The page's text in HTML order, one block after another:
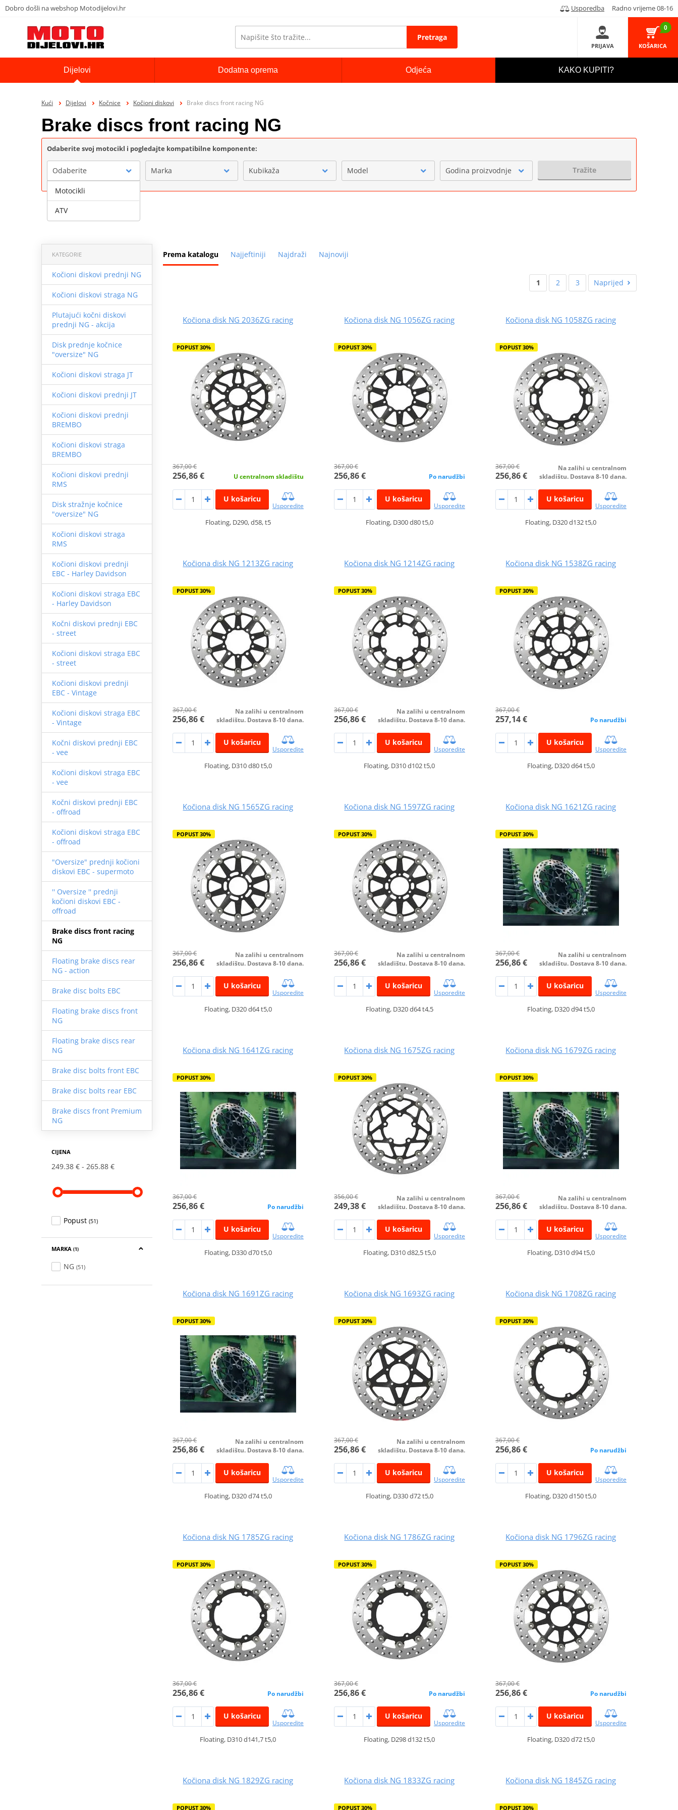
Dobro došli na webshop Motodijelovi.hr Usporedba Radno vrijeme 08-16
Pretraga
PRIJAVA
0
KOŠARICA
Dijelovi Dodatna oprema Odjeća KAKO KUPITI?
Kući Dijelovi Kočnice Kočioni diskovi Brake discs front racing NG
Brake discs front racing NG
Odaberite svoj motocikl i pogledajte kompatibilne komponente:
Odaberite Marka Kubikaža Model Godina proizvodnje Tražite
Prema katalogu Najjeftiniji Najdraži Najnoviji
KATEGORIE
Kočioni diskovi prednji NG
Kočioni diskovi straga NG
Plutajući kočni diskovi
prednji NG - akcija
Disk prednje kočnice
"oversize" NG
Kočioni diskovi straga JT
Kočioni diskovi prednji JT
Kočioni diskovi prednji
BREMBO
Kočioni diskovi straga
BREMBO
Kočioni diskovi prednji
RMS
Disk stražnje kočnice
"oversize" NG
Kočioni diskovi straga
RMS
Kočioni diskovi prednji
EBC - Harley Davidson
Kočioni diskovi straga EBC
- Harley Davidson
Kočni diskovi prednji EBC
- street
Kočioni diskovi straga EBC
- street
Kočioni diskovi prednji
EBC - Vintage
Kočioni diskovi straga EBC
- Vintage
Kočni diskovi prednji EBC
- vee
Kočioni diskovi straga EBC
- vee
Kočni diskovi prednji EBC
- offroad
Kočioni diskovi straga EBC
- offroad
"Oversize" prednji kočioni
diskovi EBC - supermoto
'' Oversize '' prednji
kočioni diskovi EBC -
offroad
Brake discs front racing
NG
Floating brake discs rear
NG - action
Brake disc bolts EBC
Floating brake discs front
NG
Floating brake discs rear
NG
Brake disc bolts front EBC
Brake disc bolts rear EBC
Brake discs front Premium
NG
CIJENA
249.38 € 265.88 €
Popust (51)
MARKA (1)
NG (51)
1 2 3 Naprijed
Kočiona disk NG 2036ZG racing
POPUST 30%
367,00 €
256,86 € U centralnom skladištu
U košaricu
Usporedite
Floating, D290, d58, t5
Kočiona disk NG 1056ZG racing
POPUST 30%
367,00 €
256,86 € Po narudžbi
U košaricu
Usporedite
Floating, D300 d80 t5,0
Kočiona disk NG 1058ZG racing
POPUST 30%
367,00 €
256,86 €
Na zalihi u centralnom
skladištu. Dostava 8-10 dana.
U košaricu
Usporedite
Floating, D320 d132 t5,0
Kočiona disk NG 1213ZG racing
POPUST 30%
367,00 €
256,86 €
Na zalihi u centralnom
skladištu. Dostava 8-10 dana.
U košaricu
Usporedite
Floating, D310 d80 t5,0
Kočiona disk NG 1214ZG racing
POPUST 30%
367,00 €
256,86 €
Na zalihi u centralnom
skladištu. Dostava 8-10 dana.
U košaricu
Usporedite
Floating, D310 d102 t5,0
Kočiona disk NG 1538ZG racing
POPUST 30%
367,00 €
257,14 € Po narudžbi
U košaricu
Usporedite
Floating, D320 d64 t5,0
Kočiona disk NG 1565ZG racing
POPUST 30%
367,00 €
256,86 €
Na zalihi u centralnom
skladištu. Dostava 8-10 dana.
U košaricu
Usporedite
Floating, D320 d64 t5,0
Kočiona disk NG 1597ZG racing
POPUST 30%
367,00 €
256,86 €
Na zalihi u centralnom
skladištu. Dostava 8-10 dana.
U košaricu
Usporedite
Floating, D320 d64 t4,5
Kočiona disk NG 1621ZG racing
POPUST 30%
367,00 €
256,86 €
Na zalihi u centralnom
skladištu. Dostava 8-10 dana.
U košaricu
Usporedite
Floating, D320 d94 t5,0
Kočiona disk NG 1641ZG racing
POPUST 30%
367,00 €
256,86 € Po narudžbi
U košaricu
Usporedite
Floating, D330 d70 t5,0
Kočiona disk NG 1675ZG racing
POPUST 30%
356,00 €
249,38 €
Na zalihi u centralnom
skladištu. Dostava 8-10 dana.
U košaricu
Usporedite
Floating, D310 d82,5 t5,0
Kočiona disk NG 1679ZG racing
POPUST 30%
367,00 €
256,86 €
Na zalihi u centralnom
skladištu. Dostava 8-10 dana.
U košaricu
Usporedite
Floating, D310 d94 t5,0
Kočiona disk NG 1691ZG racing
POPUST 30%
367,00 €
256,86 €
Na zalihi u centralnom
skladištu. Dostava 8-10 dana.
U košaricu
Usporedite
Floating, D320 d74 t5,0
Kočiona disk NG 1693ZG racing
POPUST 30%
367,00 €
256,86 €
Na zalihi u centralnom
skladištu. Dostava 8-10 dana.
U košaricu
Usporedite
Floating, D330 d72 t5,0
Kočiona disk NG 1708ZG racing
POPUST 30%
367,00 €
256,86 € Po narudžbi
U košaricu
Usporedite
Floating, D320 d150 t5,0
Kočiona disk NG 1785ZG racing
POPUST 30%
367,00 €
256,86 € Po narudžbi
U košaricu
Usporedite
Floating, D310 d141,7 t5,0
Kočiona disk NG 1786ZG racing
POPUST 30%
367,00 €
256,86 € Po narudžbi
U košaricu
Usporedite
Floating, D298 d132 t5,0
Kočiona disk NG 1796ZG racing
POPUST 30%
367,00 €
256,86 € Po narudžbi
U košaricu
Usporedite
Floating, D320 d72 t5,0
Kočiona disk NG 1829ZG racing
POPUST 30%
Kočiona disk NG 1833ZG racing
POPUST 30%
Kočiona disk NG 1845ZG racing
POPUST 30%
Motocikli
ATV